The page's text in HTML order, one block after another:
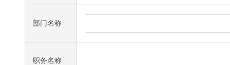
部门名称
职务名称